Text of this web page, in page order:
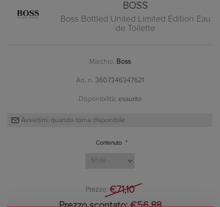
BOSS
Boss Bottled United Limited Edition Eau
de Toilette
Marchio: Boss
Art. n. 3607346347621
Disponibilità: esaurito
Contenuto *
Prezzo: €71,10